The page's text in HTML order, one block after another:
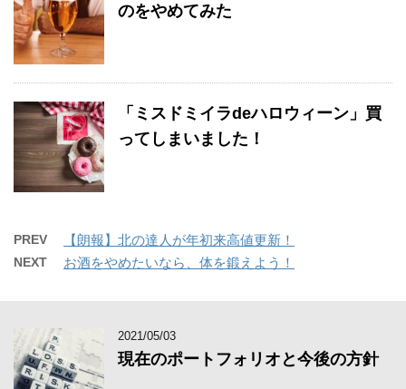
のをやめてみた
「ミスドミイラdeハロウィーン」買
ってしまいました！
PREV 【朗報】北の達人が年初来高値更新！
NEXT お酒をやめたいなら、体を鍛えよう！
2021/05/03
現在のポートフォリオと今後の方針